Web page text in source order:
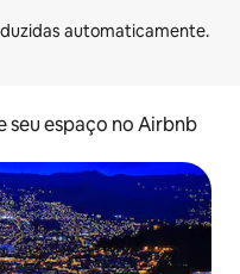
seu espaço no Airbnb